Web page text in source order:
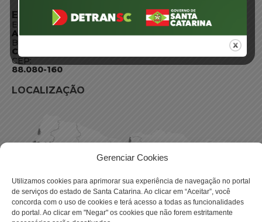
Gerenciar Cookies
Utilizamos cookies para aprimorar sua experiência de navegação no portal
de serviços do estado de Santa Catarina. Ao clicar em “Aceitar”, você
concorda com o uso de cookies e terá acesso a todas as funcionalidades
do portal. Ao clicar em "Negar" os cookies que não forem estritamente
ENDEREÇO
Endereço:
Av. Almirante Tamandaré - 480
Bairro:
Coqueiros, Florianópolis SC
CEP:
88.080-160
LOCALIZAÇÃO